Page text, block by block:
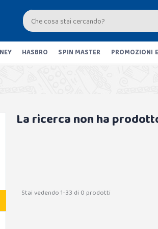
HASBRO SPIN MASTER PROMOZIONI
La ricerca non ha
Stai vedendo 1-33 di 0 prodotti